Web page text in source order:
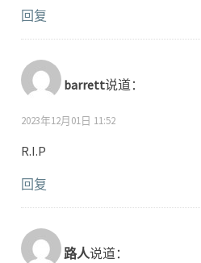
回复
barrett说道：
2023年12月01日 11:52
R.I.P
回复
路人说道：